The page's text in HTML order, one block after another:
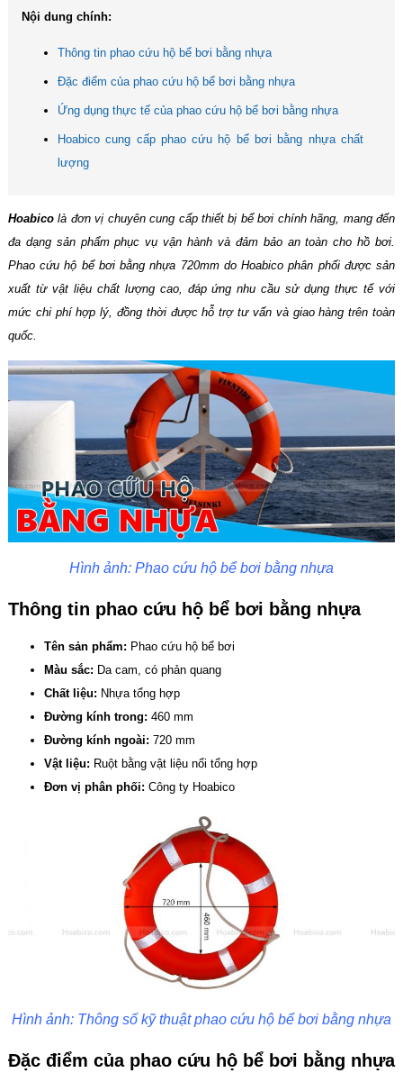
Nội dung chính:
Thông tin phao cứu hộ bể bơi bằng nhựa
Đặc điểm của phao cứu hộ bể bơi bằng nhựa
Ứng dụng thực tế của phao cứu hộ bể bơi bằng nhựa
Hoabico cung cấp phao cứu hộ bể bơi bằng nhựa chất
lượng
Hoabicolà đơn vị chuyên cung cấp thiết bị bể bơi chính hãng, mang đến
đa dạng sản phẩm phục vụ vận hành và đảm bảo an toàn cho hồ bơi.
Phao cứu hộ bể bơi bằng nhựa 720mm do Hoabico phân phối được sản
xuất từ vật liệu chất lượng cao, đáp ứng nhu cầu sử dụng thực tế với
mức chi phí hợp lý, đồng thời được hỗ trợ tư vấn và giao hàng trên toàn
quốc.
Hình ảnh: Phao cứu hộ bể bơi bằng nhựa
Thông tin phao cứu hộ bể bơi bằng nhựa
Tên sản phẩm: Phao cứu hộ bể bơi
Màu sắc: Da cam, có phản quang
Chất liệu: Nhựa tổng hợp
Đường kính trong: 460 mm
Đường kính ngoài: 720 mm
Vật liệu: Ruột bằng vật liệu nổi tổng hợp
Đơn vị phân phối: Công ty Hoabico
Hình ảnh: Thông số kỹ thuật phao cứu hộ bể bơi bằng nhựa
Đặc điểm của phao cứu hộ bể bơi bằng nhựa